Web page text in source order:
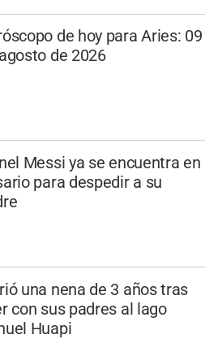
de hoy para Aries: 09
de 2026
Messi ya se encuentra en
para despedir a su
una nena de 3 años tras
con sus padres al lago
Huapi